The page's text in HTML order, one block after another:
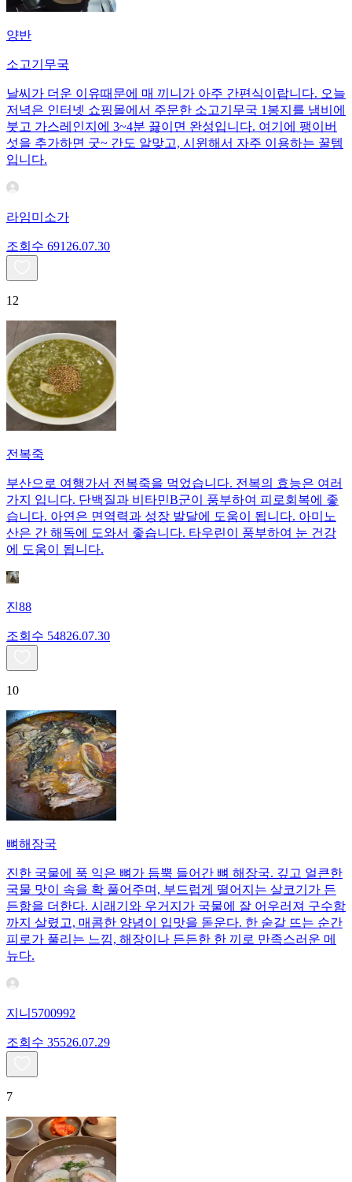
양반
소고기무국
날씨가 더운 이유때문에 매 끼니가 아주 간편식이랍니다. 오늘
저녁은 인터넷 쇼핑몰에서 주문한 소고기무국 1봉지를 냄비에
붓고 가스레인지에 3~4분 끓이면 완성입니다. 여기에 팽이버
섯을 추가하면 굿~ 간도 알맞고, 시윈해서 자주 이용하는 꿀템
입니다.
라임미소가
조회수 691 26.07.30
12
전복죽
부산으로 여행가서 전복죽을 먹었습니다. 전복의 효능은 여러
가지 입니다. 단백질과 비타민B군이 풍부하여 피로회복에 좋
습니다. 아연은 면역력과 성장 발달에 도움이 됩니다. 아미노
산은 간 해독에 도와서 좋습니다. 타우린이 풍부하여 눈 건강
에 도움이 됩니다.
진88
조회수 54826.07.30
10
뼈해장국
진한 국물에 푹 익은 뼈가 듬뿍 들어간 뼈 해장국. 깊고 얼큰한
국물 맛이 속을 확 풀어주며, 부드럽게 떨어지는 살코기가 든
든함을 더한다. 시래기와 우거지가 국물에 잘 어우러져 구수함
까지 살렸고, 매콤한 양념이 입맛을 돋운다. 한 숟갈 뜨는 순간
피로가 풀리는 느낌, 해장이나 든든한 한 끼로 만족스러운 메
뉴다.
지니5700992
조회수 35526.07.29
7